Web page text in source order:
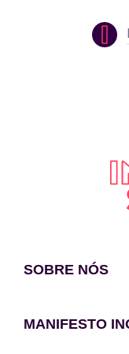
SOBRE NÓS
MANIFESTO